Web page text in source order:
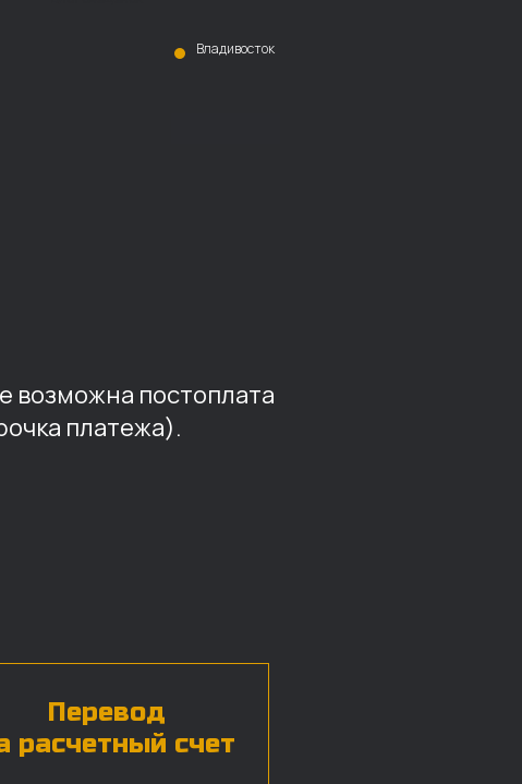
Владивосток
Перевод
расчетный счет
возможна постоплата
платежа).